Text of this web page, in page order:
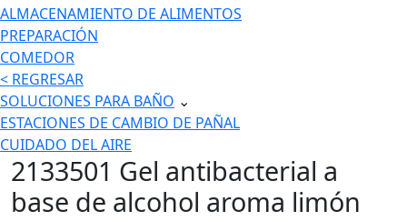
ALMACENAMIENTO DE ALIMENTOS
PREPARACIÓN
COMEDOR
< REGRESAR
SOLUCIONES PARA BAÑO ⌄
ESTACIONES DE CAMBIO DE PAÑAL
CUIDADO DEL AIRE
2133501 Gel antibacterial a
base de alcohol aroma limón